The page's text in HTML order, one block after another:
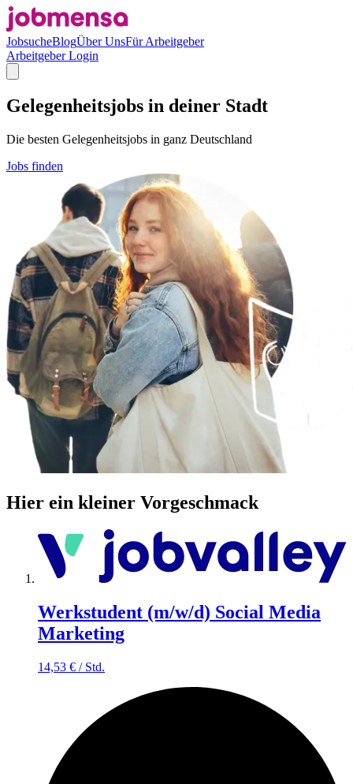
JobsucheBlogÜber UnsFür Arbeitgeber
Arbeitgeber Login
Gelegenheitsjobs in deiner Stadt
Die besten Gelegenheitsjobs in ganz Deutschland
Jobs finden
Hier ein kleiner Vorgeschmack
Werkstudent (m/w/d) Social Media
Marketing
14,53 € / Std.